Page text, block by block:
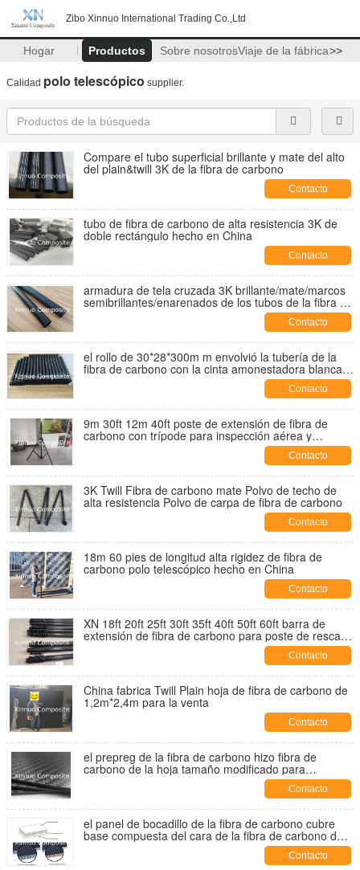
Zibo Xinnuo International Trading Co.,Ltd
Hogar Productos Sobre nosotrosViaje de la fábrica>>
Calidad polo telescópico supplier.
Compare el tubo superficial brillante y mate del alto
del plain&twill 3K de la fibra de carbono
Contacto
tubo de fibra de carbono de alta resistencia 3K de
doble rectángulo hecho en China
Contacto
armadura de tela cruzada 3K brillante/mate/marcos
semibrillantes/enarenados de los tubos de la fibra de
carbono para el hueso/las herramientas/los juguetes
Contacto
el rollo de 30*28*300m m envolvió la tubería de la
fibra de carbono con la cinta amonestadora blanca
Contacto
9m 30ft 12m 40ft poste de extensión de fibra de
carbono con trípode para inspección aérea y
Contacto
3K Twill Fibra de carbono mate Polvo de techo de
alta resistencia Polvo de carpa de fibra de carbono
Contacto
18m 60 pies de longitud alta rigidez de fibra de
carbono polo telescópico hecho en China
Contacto
XN 18ft 20ft 25ft 30ft 35ft 40ft 50ft 60ft barra de
extensión de fibra de carbono para poste de rescate
poste telescópico de fibra de carbono Contacto
China fabrica Twill Plain hoja de fibra de carbono de
1,2m*2,4m para la venta
Contacto
el prepreg de la fibra de carbono hizo fibra de
carbono de la hoja tamaño modificado para
requisitos particulares placa laminada Contacto
el panel de bocadillo de la fibra de carbono cubre
base compuesta del cara de la fibra de carbono del
Contacto